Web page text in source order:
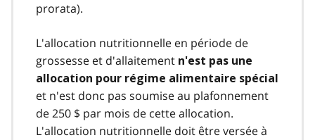
prorata).
L'allocation nutritionnelle en période de
grossesse et d'allaitement n'est pas une
allocation pour régime alimentaire spécial
et n'est donc pas soumise au plafonnement
de 250 $ par mois de cette allocation.
L'allocation nutritionnelle doit être versée à